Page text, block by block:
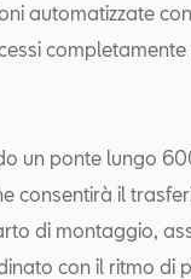
automatizzate
un ponte lungo
consentirà il
di montaggio,
con il ritmo di